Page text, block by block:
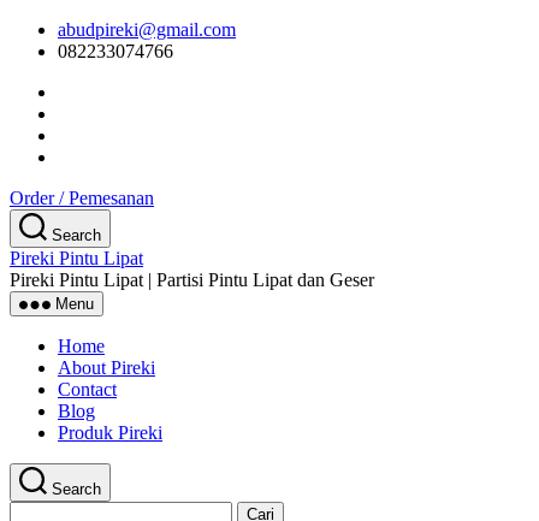
Skip
content
abudpireki@gmail.com
082233074766
Order / Pemesanan
Search
Pireki Pintu Lipat
Pireki Pintu Lipat | Partisi Pintu Lipat dan Geser
Menu
Home
About Pireki
Contact
Blog
Produk Pireki
Search